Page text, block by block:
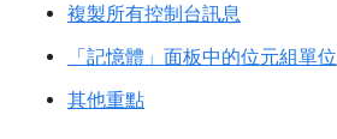
複製所有控制台訊息
「記憶體」面板中的位元組單位
其他重點